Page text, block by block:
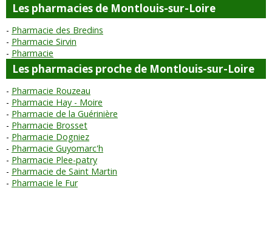
Les pharmacies de Montlouis-sur-Loire
Pharmacie des Bredins
Pharmacie Sirvin
Pharmacie
Les pharmacies proche de Montlouis-sur-Loire
Pharmacie Rouzeau
Pharmacie Hay - Moire
Pharmacie de la Guérinière
Pharmacie Brosset
Pharmacie Dogniez
Pharmacie Guyomarc'h
Pharmacie Plee-patry
Pharmacie de Saint Martin
Pharmacie le Fur